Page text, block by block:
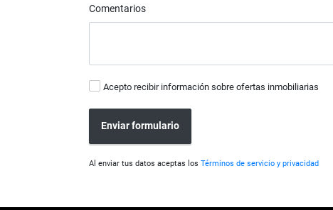
Comentarios
Acepto recibir información sobre ofertas inmobiliarias
Enviar formulario
Al enviar tus datos aceptas losTérminos de servicio y privacidad